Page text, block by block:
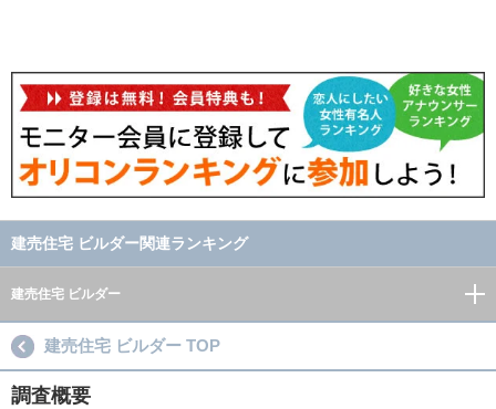
建売住宅 ビルダー関連ランキング
建売住宅 ビルダー
建売住宅 ビルダー TOP
調査概要